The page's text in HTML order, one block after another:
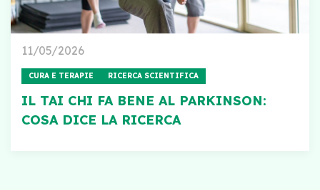
11/05/2026
CURA E TERAPIE RICERCA SCIENTIFICA
IL TAI CHI FA BENE AL PARKINSON:
COSA DICE LA RICERCA